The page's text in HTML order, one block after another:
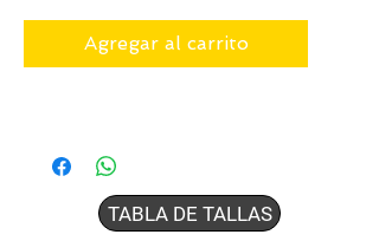
Agregar al carrito
TABLA DE TALLAS